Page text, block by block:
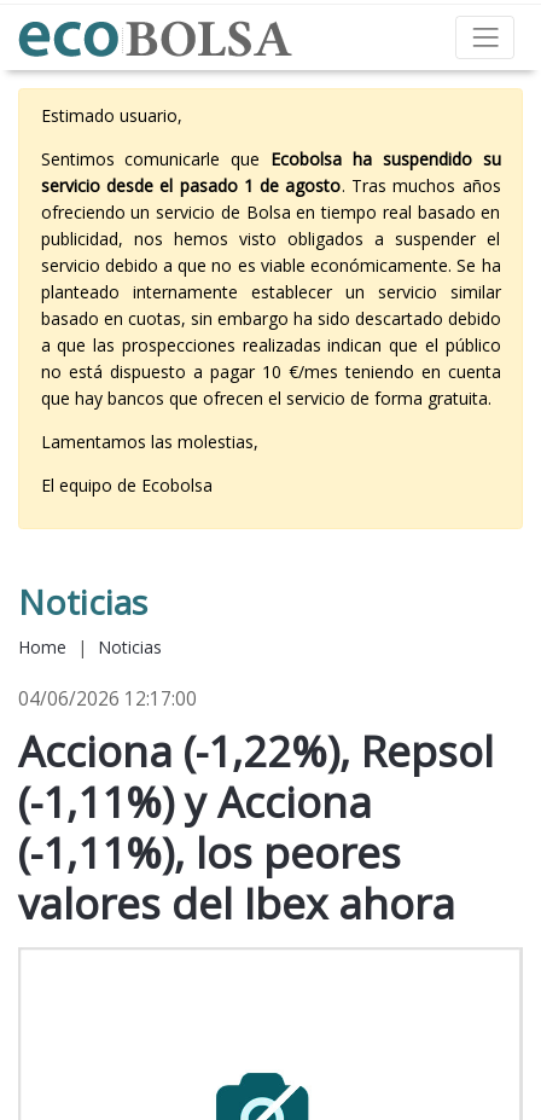
Estimado usuario,
Sentimos comunicarle que Ecobolsa ha suspendido su
servicio desde el pasado 1 de agosto. Tras muchos años
ofreciendo un servicio de Bolsa en tiempo real basado en
publicidad, nos hemos visto obligados a suspender el
servicio debido a que no es viable económicamente. Se ha
planteado internamente establecer un servicio similar
basado en cuotas, sin embargo ha sido descartado debido
a que las prospecciones realizadas indican que el público
no está dispuesto a pagar 10 €/mes teniendo en cuenta
que hay bancos que ofrecen el servicio de forma gratuita.
Lamentamos las molestias,
El equipo de Ecobolsa
Noticias
Home | Noticias
04/06/2026 12:17:00
Acciona (-1,22%), Repsol
(-1,11%) y Acciona
(-1,11%), los peores
valores del Ibex ahora